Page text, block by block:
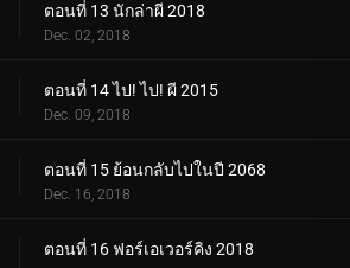
ตอนที่ 13 นักล่าผี 2018
Dec. 02, 2018
ตอนที่ 14 ไป! ไป! ผี 2015
Dec. 09, 2018
ตอนที่ 15 ย้อนกลับไปในปี 2068
Dec. 16, 2018
ตอนที่ 16 ฟอร์เอเวอร์คิง 2018